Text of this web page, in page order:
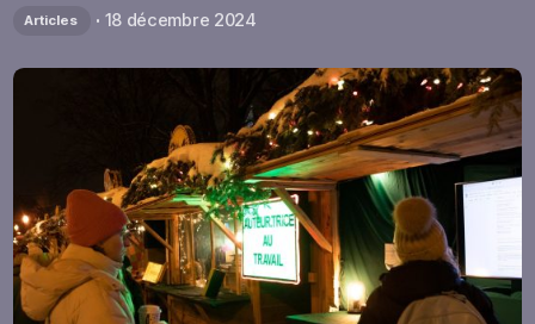
Articles 18 décembre 2024